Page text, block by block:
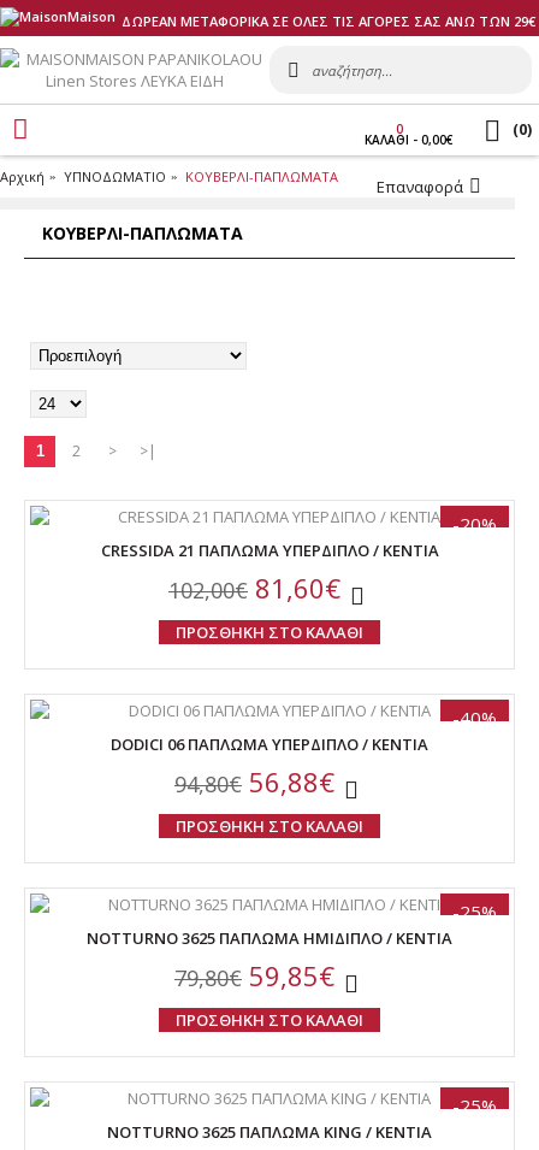
ΔΩΡΕΑΝ ΜΕΤΑΦΟΡΙΚΑ ΣΕ ΟΛΕΣ ΤΙΣ ΑΓΟΡΕΣ ΣΑΣ ΑΝΩ ΤΩΝ 29€
0
ΚΑΛΑΘI - 0,00€ (0)
Αρχική ΥΠΝΟΔΩΜΑΤΙΟ ΚΟΥΒΕΡΛΙ-ΠΑΠΛΩΜΑΤΑ Επαναφορά
ΚΟΥΒΕΡΛΙ-ΠΑΠΛΩΜΑΤΑ
1 2 > >|
-20%
CRESSIDA 21 ΠΑΠΛΩΜΑ ΥΠΕΡΔΙΠΛΟ / ΚΕΝΤΙΑ
102,00€ 81,60€
ΠΡΟΣΘΗΚΗ ΣΤΟ ΚΑΛΑΘΙ
-40%
DODICI 06 ΠΑΠΛΩΜΑ ΥΠΕΡΔΙΠΛΟ / ΚΕΝΤΙΑ
94,80€ 56,88€
ΠΡΟΣΘΗΚΗ ΣΤΟ ΚΑΛΑΘΙ
-25%
NOTTURNO 3625 ΠΑΠΛΩΜΑ HMIΔΙΠΛΟ / ΚΕΝΤΙΑ
79,80€ 59,85€
ΠΡΟΣΘΗΚΗ ΣΤΟ ΚΑΛΑΘΙ
-25%
NOTTURNO 3625 ΠΑΠΛΩΜΑ KING / ΚΕΝΤΙΑ